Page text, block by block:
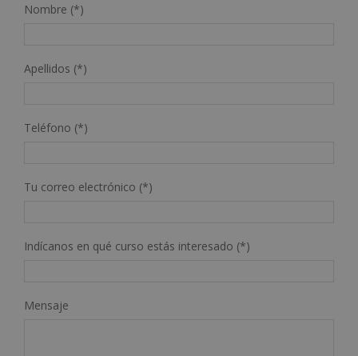
Nombre (*)
Apellidos (*)
Teléfono (*)
Tu correo electrónico (*)
Indícanos en qué curso estás interesado (*)
Mensaje